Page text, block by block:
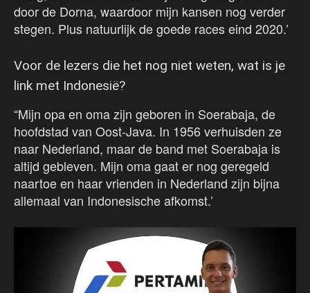
door de Dorna, waardoor mijn kansen nog verder
stegen. Plus natuurlijk de goede races eind 2020.’
Voor de lezers die het nog niet weten, wat is je
link met Indonesië?
“Mijn opa en oma zijn geboren in Soerabaja, de
hoofdstad van Oost-Java. In 1956 verhuisden ze
naar Nederland, maar de band met Soerabaja is
altijd gebleven. Mijn oma gaat er nog geregeld
naartoe en haar vrienden in Nederland zijn bijna
allemaal van Indonesische afkomst.’